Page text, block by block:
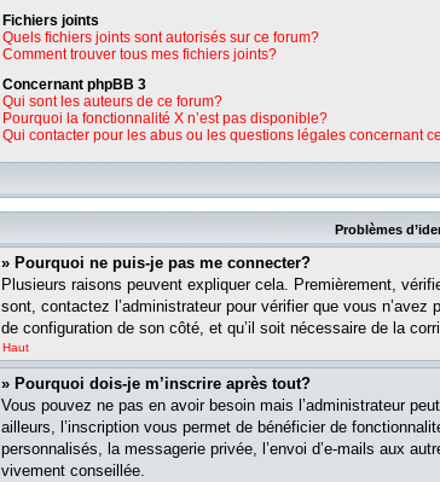
Fichiers joints
Quels fichiers joints sont autorisés sur ce forum?
Comment trouver tous mes fichiers joints?
Concernant phpBB 3
Qui sont les auteurs de ce forum?
Pourquoi la fonctionnalité X n’est pas disponible?
Qui contacter pour les abus ou les questions légales concernant
Problèmes
» Pourquoi ne puis-je pas me connecter?
Plusieurs raisons peuvent expliquer cela. Premièrement,
sont, contactez l’administrateur pour vérifier que vous
de configuration de son côté, et qu’il soit nécessaire de la
Haut
» Pourquoi dois-je m’inscrire après tout?
Vous pouvez ne pas en avoir besoin mais l’administrateur
ailleurs, l’inscription vous permet de bénéficier de
personnalisés, la messagerie privée, l’envoi d’e-mails aux
vivement conseillée.